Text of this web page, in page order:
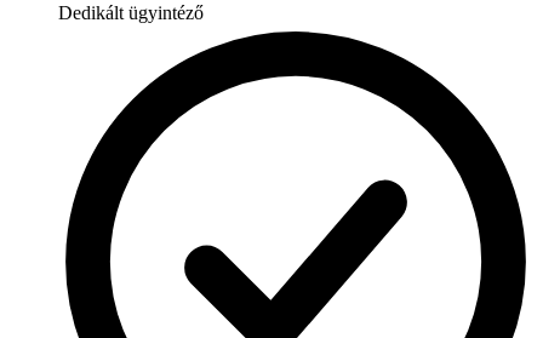
Dedikált ügyintéző